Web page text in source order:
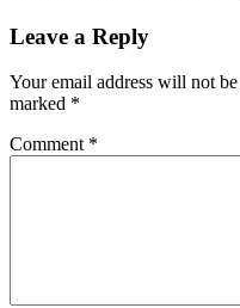
Leave a Reply
Your email address will not
marked *
Comment *